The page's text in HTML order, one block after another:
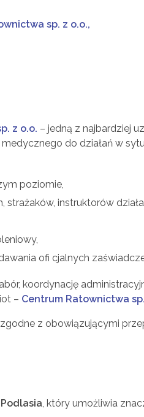
sp. z o.o.,
z o.o. – jedną z najbardziej
do działań w
poziomie,
instruktorów
ofi cjalnych
koordynację
– Centrum Ratownictwa
z obowiązującymi
, który umożliwia